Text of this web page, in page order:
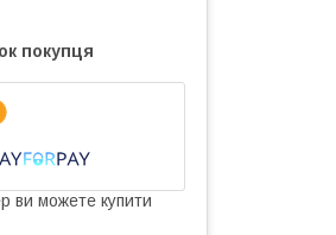
покупця
ви можете купити